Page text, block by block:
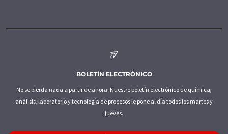
BOLETÍN ELECTRÓNICO
No se pierda nada a partir de ahora: Nuestro boletín electrónico de química,
análisis, laboratorio y tecnología de procesos le pone al día todos los martes y
jueves.